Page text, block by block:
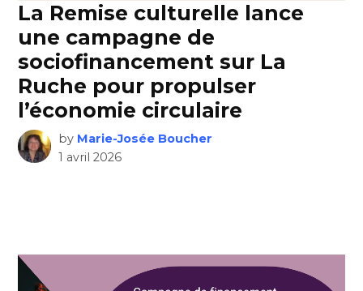
La Remise culturelle lance
une campagne de
sociofinancement sur La
Ruche pour propulser
l’économie circulaire
by Marie-Josée Boucher
1 avril 2026